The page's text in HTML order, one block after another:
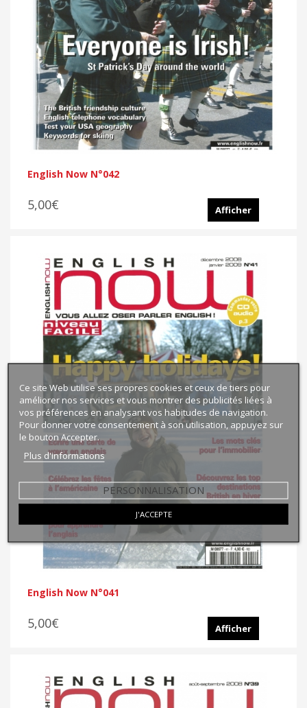
English Now N°042
5,00€ Afficher
English Now N°041
5,00€ Afficher
Ce site Web utilise ses propres cookies et ceux de tiers pour
améliorer nos services et vous montrer des publicités liées à
vos préférences en analysant vos habitudes de navigation.
Pour donner votre consentement à son utilisation, appuyez sur
le bouton Accepter.
Plus d'informations
PERSONNALISATION
J'ACCEPTE